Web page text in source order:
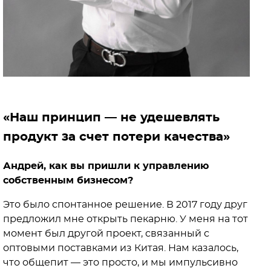
«Наш принцип — не удешевлять
продукт за счет потери качества»
Андрей, как вы пришли к управлению
собственным бизнесом?
Это было спонтанное решение. В 2017 году друг
предложил мне открыть пекарню. У меня на тот
момент был другой проект, связанный с
оптовыми поставками из Китая. Нам казалось,
что общепит — это просто, и мы импульсивно